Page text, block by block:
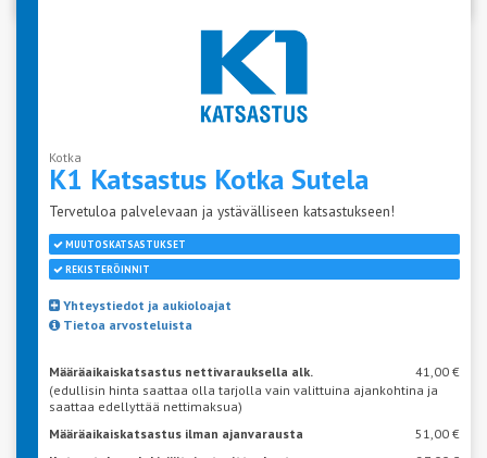
Kotka
K1 Katsastus Kotka Sutela
Tervetuloa palvelevaan ja ystävälliseen katsastukseen!
MUUTOSKATSASTUKSET
REKISTERÖINNIT
Yhteystiedot ja aukioloajat
Tietoa arvosteluista
Määräaikaiskatsastus nettivarauksella alk.
41,00 €
(edullisin hinta saattaa olla tarjolla vain valittuina ajankohtina ja
saattaa edellyttää nettimaksua)
Määräaikaiskatsastus ilman ajanvarausta
51,00 €